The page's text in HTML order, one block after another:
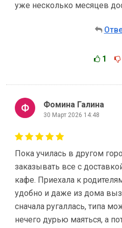
уже несколько месяцев
1
Фомина Галина
30 Март 2026 14:48
Пока училась в другом
заказывать все с
кафе. Приехала к
удобно и даже из дома
сначала ругаллась, типа
нечего дурью маяться, а